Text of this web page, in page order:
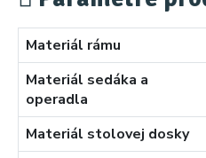
Materiál rámu
Materiál sedáka a
operadla
Materiál stolovej dosky